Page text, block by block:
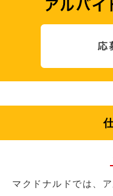
マクドナルドでは、